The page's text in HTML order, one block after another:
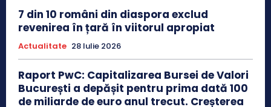
7 din 10 români din diaspora exclud
revenirea în țară în viitorul apropiat
Actualitate 28 Iulie 2026
Raport PwC: Capitalizarea Bursei de Valori
București a depășit pentru prima dată 100
de miliarde de euro anul trecut. Creșterea